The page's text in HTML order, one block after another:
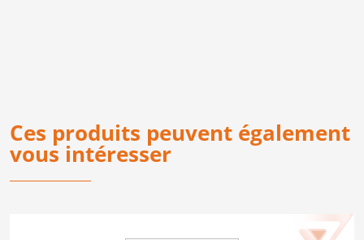
Ces produits peuvent également
vous intéresser